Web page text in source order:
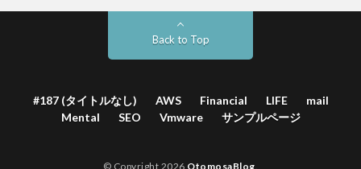
Back to Top
#187 (タイトルなし) AWS Financial LIFE
mail
Mental
SEO Vmware サンプルページ
© Copyright 2026 OtomosaBlog